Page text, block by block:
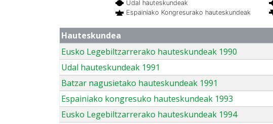
Udal hauteskundeak
Espainiako Kongresurako hauteskundeak
Hauteskundea
Eusko Legebiltzarrerako hauteskundeak 1990
Udal hauteskundeak 1991
Batzar nagusietako hauteskundeak 1991
Espainiako kongresuko hauteskundeak 1993
Eusko Legebiltzarrerako hauteskundeak 1994